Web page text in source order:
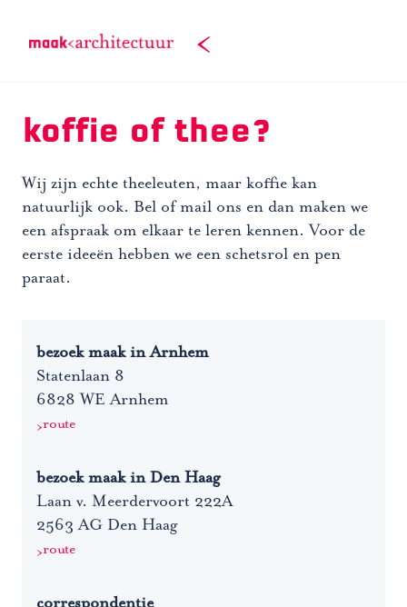
naar
koffie of thee?
Wij zijn echte theeleuten, maar koffie kan
natuurlijk ook. Bel of mail ons en dan maken we
een afspraak om elkaar te leren kennen. Voor de
eerste ideeën hebben we een schetsrol en pen
paraat.
bezoek maak in Arnhem
Statenlaan 8
6828 WE Arnhem
route
bezoek maak in Den Haag
Laan v. Meerdervoort 222A
2563 AG Den Haag
route